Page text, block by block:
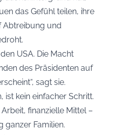
das Gefühl teilen, ihre
Abtreibung und
USA. Die Macht
des Präsidenten auf
sagt sie.
ist kein einfacher Schritt.
finanzielle Mittel –
ganzer Familien.